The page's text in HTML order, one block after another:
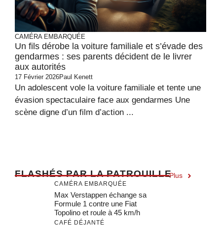
CAMÉRA EMBARQUÉE
Un fils dérobe la voiture familiale et s’évade des
gendarmes : ses parents décident de le livrer
aux autorités
17 Février 2026Paul Kenett
Un adolescent vole la voiture familiale et tente une
évasion spectaculaire face aux gendarmes Une
scène digne d’un film d’action ...
FLASHÉS PAR LA PATROUILLEPlus
CAMÉRA EMBARQUÉE
Max Verstappen échange sa
Formule 1 contre une Fiat
Topolino et roule à 45 km/h
CAFÉ DÉJANTÉ